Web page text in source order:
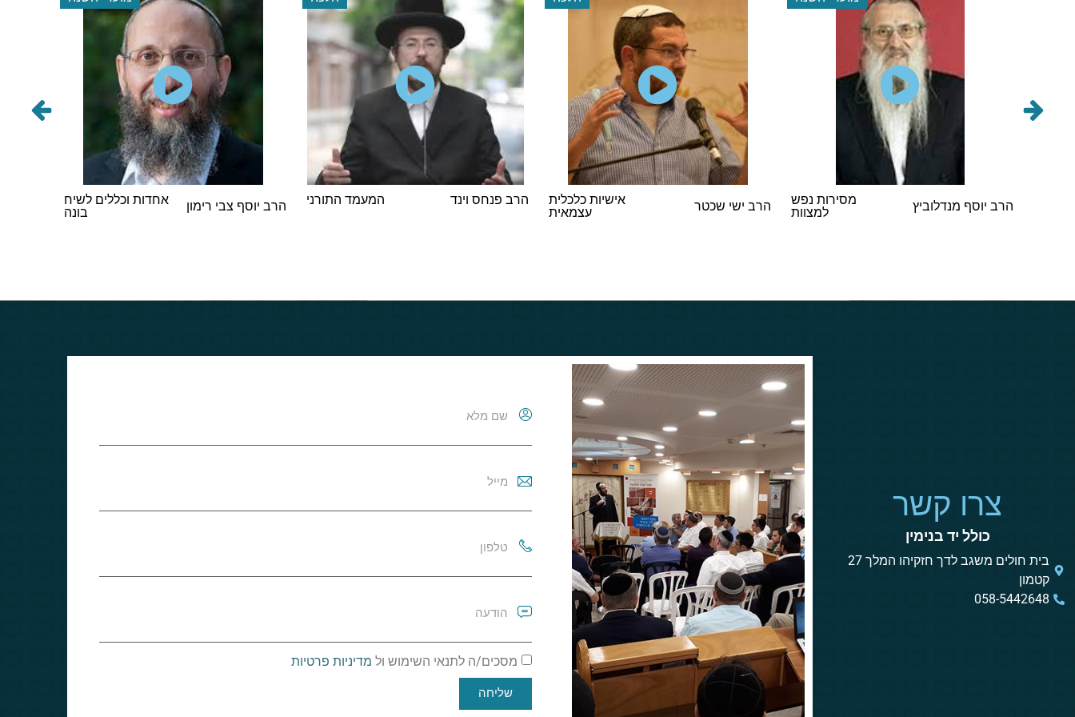
הרב יוסף מנדלוביץ
מסירות נפש
למצוות
הרב ישי שכטר
אישיות כלכלית
עצמאית
הרב פנחס וינד המעמד התורני הרב יוסף צבי רימון
אחדות וכללים לשיח
בונה
צרו קשר
כולל יד בנימין
בית חולים משגב לדך חזקיהו המלך 27
קטמון
058-5442648
מסכים/ה לתנאי השימוש ול מדיניות פרטיות
שליחה